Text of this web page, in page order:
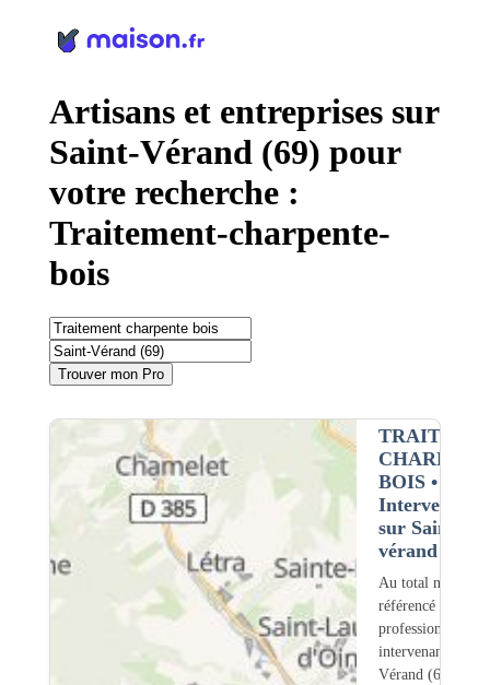
Artisans et entreprises sur
Saint-Vérand (69) pour
votre recherche :
Traitement-charpente-
bois
Trouver mon Pro
BOIS•
Intervention
sur Saint-
vérand (69)
Au total nous
référencé
professionnels
intervenant sur
Vérand (69) dont